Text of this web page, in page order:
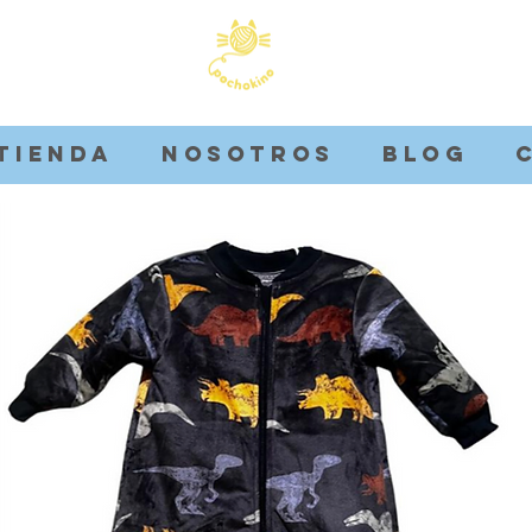
Nosotros Blog